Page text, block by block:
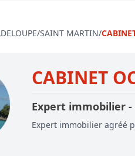
expertise immobilière /
viager
- Connaitre et maitriser
copropriété
/SAINT MARTIN/
CABINET
Expert immobilier -
Expert immobilier agréé